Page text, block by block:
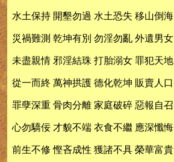
水土保持 開墾勿過 水土恐失 移山倒海
災禍難測 乾坤有別 勿淫勿亂 外遺男女
未盡親情 邪淫結珠 打胎溺女 罪犯天地
從一而終 萬神拱護 德化乾坤 販賣人口
罪孽深重 骨肉分離 家庭破碎 惡報自召
心勿驕佞 才貌不端 衣食不繼 應深懺悔
前生不修 慳吝成性 獲諸不具 榮華富貴